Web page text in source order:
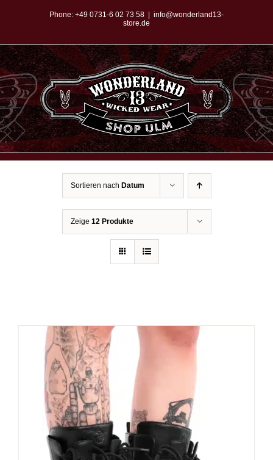
springen
Phone: +49 0731-6 02 73 58
info@wonderland13-
store.de
Sortieren nach Datum
Zeige 12 Produkte